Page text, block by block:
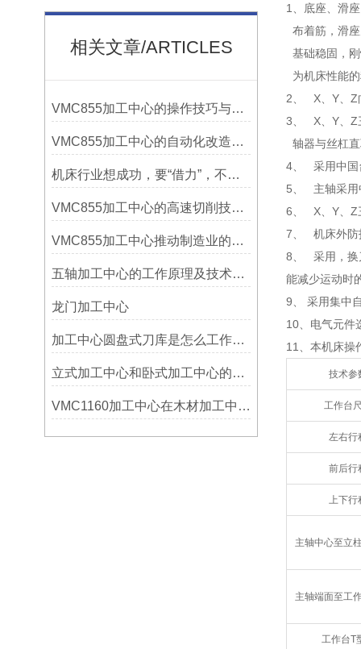
相关文章/ARTICLES
VMC855加工中心的操作技巧与维护指南
VMC855加工中心的自动化改造与智能化应用说明
机床行业想成功，要“借力”，不要“尽力”！
VMC855加工中心的高速切削技术介绍
VMC855加工中心推动制造业的发展
五轴加工中心的工作原理及技术优势
龙门加工中心
加工中心圆盘式刀库是怎么工作的？
立式加工中心和卧式加工中心的区别
VMC1160加工中心在木材加工中的应用
1、底座、滑
布着筋，滑
基础稳固，
为机床性能
2、 X、Y、Z
3、 X、Y、Z
轴器与丝杠
4、 采用中国
5、 主轴采用
6、 X、Y、Z
7、 机床外防
8、 采用，换
能减少运动时
9、 采用集中
10、电气元件
11、本机床操
技术参
工作台
左右行
前后行
上下行
主轴中心至立
主轴端面至工
工作台T